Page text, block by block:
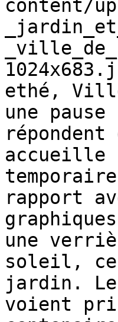
content/
ethé,
une
accueille
rapport
une
soleil, ce
jardin.
voient